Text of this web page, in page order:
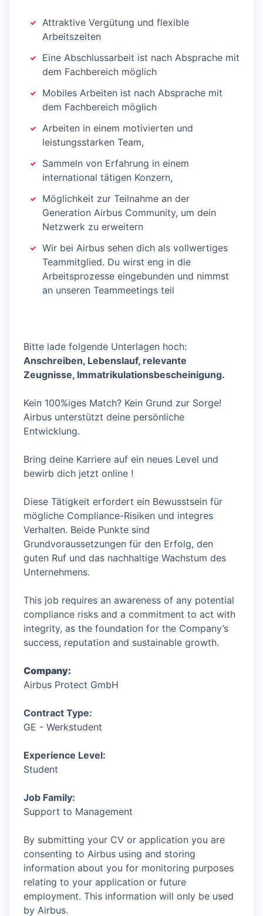
Attraktive Vergütung und flexible
Arbeitszeiten
Eine Abschlussarbeit ist nach Absprache mit
dem Fachbereich möglich
Mobiles Arbeiten ist nach Absprache mit
dem Fachbereich möglich
Arbeiten in einem motivierten und
leistungsstarken Team,
Sammeln von Erfahrung in einem
international tätigen Konzern,
Möglichkeit zur Teilnahme an der
Generation Airbus Community, um dein
Netzwerk zu erweitern
Wir bei Airbus sehen dich als vollwertiges
Teammitglied. Du wirst eng in die
Arbeitsprozesse eingebunden und nimmst
an unseren Teammeetings teil
Bitte lade folgende Unterlagen hoch:
Anschreiben, Lebenslauf, relevante
Zeugnisse, Immatrikulationsbescheinigung.
Kein 100%iges Match? Kein Grund zur Sorge!
Airbus unterstützt deine persönliche
Entwicklung.
Bring deine Karriere auf ein neues Level und
bewirb dich jetzt online !
Diese Tätigkeit erfordert ein Bewusstsein für
mögliche Compliance-Risiken und integres
Verhalten. Beide Punkte sind
Grundvoraussetzungen für den Erfolg, den
guten Ruf und das nachhaltige Wachstum des
Unternehmens.
This job requires an awareness of any potential
compliance risks and a commitment to act with
integrity, as the foundation for the Company’s
success, reputation and sustainable growth.
Company:
Airbus Protect GmbH
Contract Type:
GE - Werkstudent
Experience Level:
Student
Job Family:
Support to Management
By submitting your CV or application you are
consenting to Airbus using and storing
information about you for monitoring purposes
relating to your application or future
employment. This information will only be used
by Airbus.